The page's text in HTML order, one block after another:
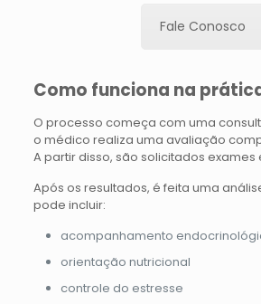
Fale Conosco
Como funciona na
O processo começa com uma
o médico realiza uma avaliação
A partir disso, são solicitados exames
Após os resultados, é feita uma
pode incluir:
acompanhamento
orientação nutricional
controle do estresse